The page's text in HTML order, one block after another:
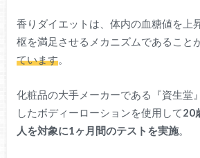
香りダイエットは、体内の血糖値を上
枢を満足させるメカニズムであること
ています。
化粧品の大手メーカーである『資生堂
したボディーローションを使用して20
人を対象に1ヶ月間のテストを実施。